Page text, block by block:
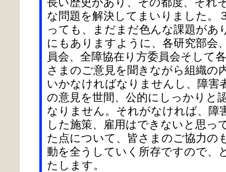
な問題を解決してまいりました。
っても、まだまだ色んな課題があ
にもありますように、各研究部会
員会、全障協在り方委員会そして
さまのご意見を聞きながら組織の
いかなければなりませんし、障害
の意見を世間、公的にしっかりと
なりません。それがなければ、障
した施策、雇用はできないと思っ
た点について、皆さまのご協力の
動を全うしていく所存ですので、
たします。